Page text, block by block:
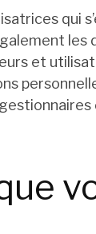
qui
les
et